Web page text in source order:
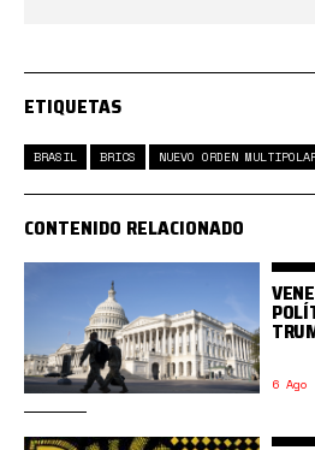
ETIQUETAS
BRASIL BRICS NUEVO ORDEN
CONTENIDO RELACIONADO
6 Ago